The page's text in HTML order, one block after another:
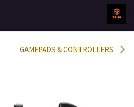
تخطي للذهاب إلى المحتوى